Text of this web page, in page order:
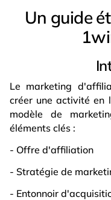
Un guide
Le marketing
créer une activité en
modèle de
éléments clés :
- Offre d'affiliation
- Stratégie de
- Entonnoir